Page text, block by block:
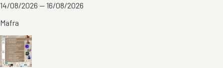
14/08/2026 — 16/08/2026
Mafra